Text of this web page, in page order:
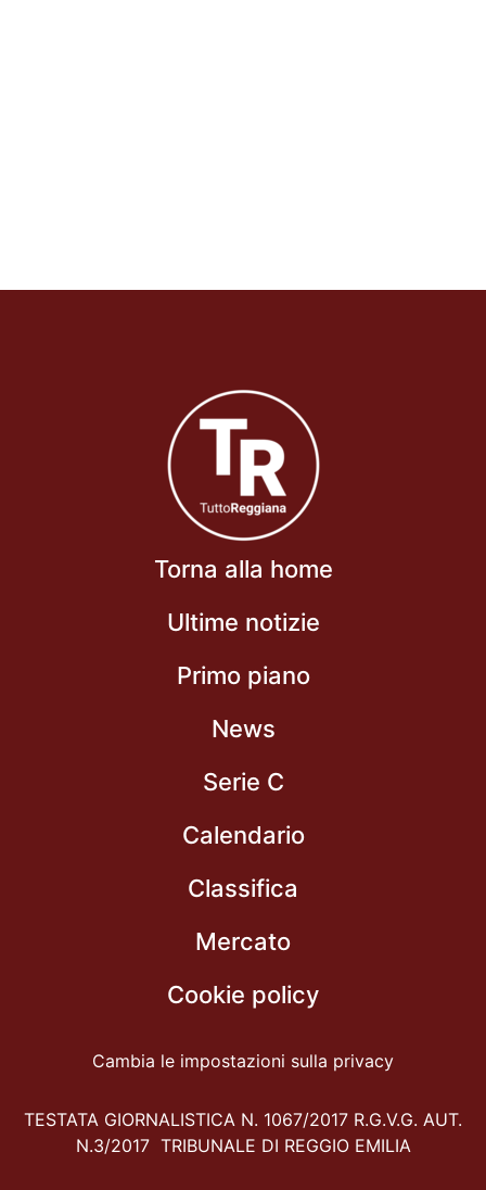
Torna alla home
Ultime notizie
Primo piano
News
Serie C
Calendario
Classifica
Mercato
Cookie policy
Cambia le impostazioni sulla privacy
TESTATA GIORNALISTICA N. 1067/2017 R.G.V.G. AUT.
N.3/2017 TRIBUNALE DI REGGIO EMILIA